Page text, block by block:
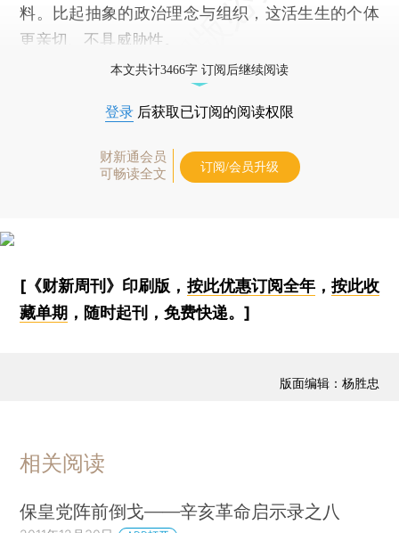
料。比起抽象的政治理念与组织，这活生生的个体
更亲切、不具威胁性。
本文共计3466字 订阅后继续阅读
登录 后获取已订阅的阅读权限
财新通会员
可畅读全文
订阅/会员升级
[《财新周刊》印刷版， 按此优惠订阅全年， 按此收
藏单期 ，随时起刊，免费快递。]
版面编辑：杨胜忠
相关阅读
保皇党阵前倒戈——辛亥革命启示录之八